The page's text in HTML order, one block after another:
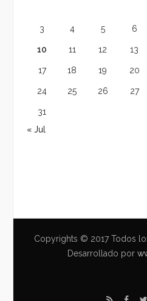
3 4 5 6
10 11 12 13
17 18 19 20
24 25 26 27
31
« Jul
Copyrights © 2017 Todos
Desarrollado por
R F